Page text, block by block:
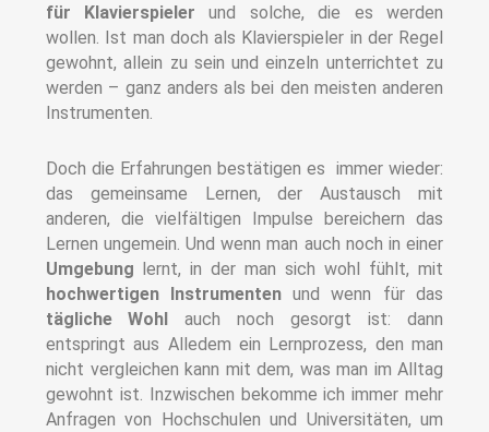
für Klavierspieler und solche, die es werden
wollen. Ist man doch als Klavierspieler in der Regel
gewohnt, allein zu sein und einzeln unterrichtet zu
werden – ganz anders als bei den meisten anderen
Instrumenten.
Doch die Erfahrungen bestätigen es immer wieder:
das gemeinsame Lernen, der Austausch mit
anderen, die vielfältigen Impulse bereichern das
Lernen ungemein. Und wenn man auch noch in einer
Umgebung lernt, in der man sich wohl fühlt, mit
hochwertigen Instrumenten und wenn für das
tägliche Wohl auch noch gesorgt ist: dann
entspringt aus Alledem ein Lernprozess, den man
nicht vergleichen kann mit dem, was man im Alltag
gewohnt ist. Inzwischen bekomme ich immer mehr
Anfragen von Hochschulen und Universitäten, um